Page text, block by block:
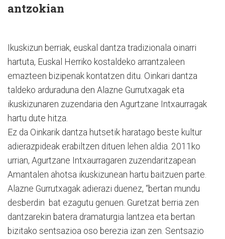
antzokian
Ikuskizun berriak, euskal dantza tradizionala oinarri
hartuta, Euskal Herriko kostaldeko arrantzaleen
emazteen bizipenak kontatzen ditu. Oinkari dantza
taldeko arduraduna den Alazne Gurrutxagak eta
ikuskizunaren zuzendaria den Agurtzane Intxaurragak
hartu dute hitza.
Ez da Oinkarik dantza hutsetik haratago beste kultur
adierazpideak erabiltzen dituen lehen aldia. 2011ko
urrian, Agurtzane Intxaurragaren zuzendaritzapean
Amantalen ahotsa ikuskizunean hartu baitzuen parte.
Alazne Gurrutxagak adierazi duenez, “bertan mundu
desberdin bat ezagutu genuen. Guretzat berria zen
dantzarekin batera dramaturgia lantzea eta bertan
bizitako sentsazioa oso berezia izan zen. Sentsazio